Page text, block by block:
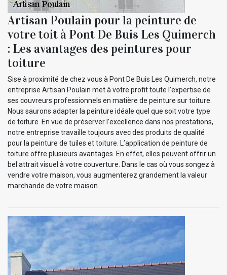
Artisan Poulain pour la peinture de
votre toit à Pont De Buis Les Quimerch
: Les avantages des peintures pour
toiture
Sise à proximité de chez vous à Pont De Buis Les Quimerch, notre
entreprise Artisan Poulain met à votre profit toute l’expertise de
ses couvreurs professionnels en matière de peinture sur toiture.
Nous saurons adapter la peinture idéale quel que soit votre type
de toiture. En vue de préserver l’excellence dans nos prestations,
notre entreprise travaille toujours avec des produits de qualité
pour la peinture de tuiles et toiture. L’application de peinture de
toiture offre plusieurs avantages. En effet, elles peuvent offrir un
bel attrait visuel à votre couverture. Dans le cas où vous songez à
vendre votre maison, vous augmenterez grandement la valeur
marchande de votre maison.